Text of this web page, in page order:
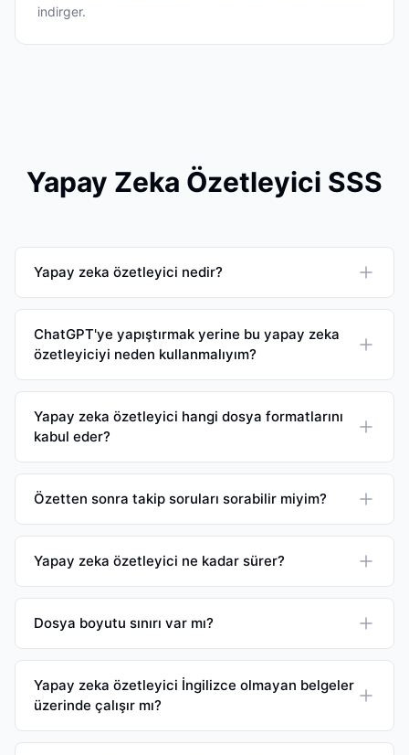
indirger.
Yapay Zeka Özetleyici SSS
Yapay zeka özetleyici nedir?
ChatGPT'ye yapıştırmak yerine bu yapay zeka
özetleyiciyi neden kullanmalıyım?
Yapay zeka özetleyici hangi dosya formatlarını
kabul eder?
Özetten sonra takip soruları sorabilir miyim?
Yapay zeka özetleyici ne kadar sürer?
Dosya boyutu sınırı var mı?
Yapay zeka özetleyici İngilizce olmayan belgeler
üzerinde çalışır mı?